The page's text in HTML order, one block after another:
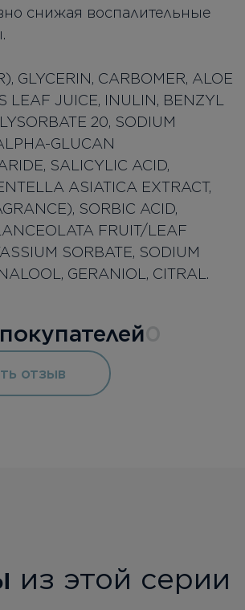
снижая воспалительные
GLYCERIN, CARBOMER, ALOE
LEAF JUICE, INULIN, BENZYL
20, SODIUM
GLUCAN
SALICYLIC ACID,
ASIATICA EXTRACT,
SORBIC ACID,
FRUIT/LEAF
SORBATE, SODIUM
GERANIOL, CITRAL.
отзыв
из этой серии